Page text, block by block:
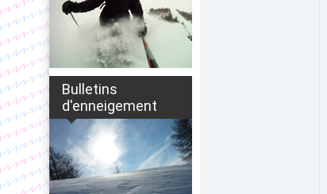
Bulletins
d'enneigement